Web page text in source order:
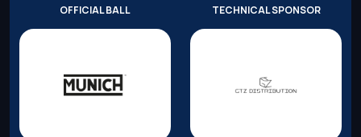
OFFICIAL BALL TECHNICAL SPONSOR